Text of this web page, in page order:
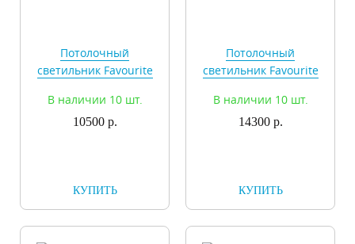
Потолочный
светильник Favourite
В наличии 10 шт.
10500 р.
КУПИТЬ
Потолочный
светильник Favourite
В наличии 10 шт.
14300 р.
КУПИТЬ